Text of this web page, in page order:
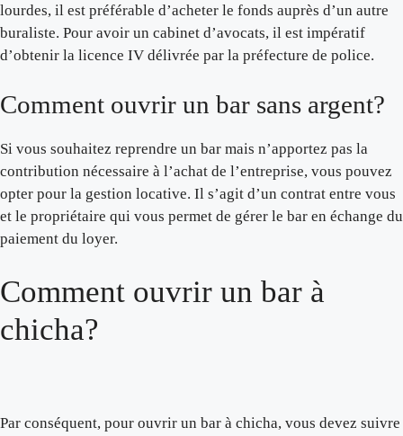
lourdes, il est préférable d’acheter le fonds auprès d’un autre
buraliste. Pour avoir un cabinet d’avocats, il est impératif
d’obtenir la licence IV délivrée par la préfecture de police.
Comment ouvrir un bar sans argent?
Si vous souhaitez reprendre un bar mais n’apportez pas la
contribution nécessaire à l’achat de l’entreprise, vous pouvez
opter pour la gestion locative. Il s’agit d’un contrat entre vous
et le propriétaire qui vous permet de gérer le bar en échange du
paiement du loyer.
Comment ouvrir un bar à
chicha?
Par conséquent, pour ouvrir un bar à chicha, vous devez suivre